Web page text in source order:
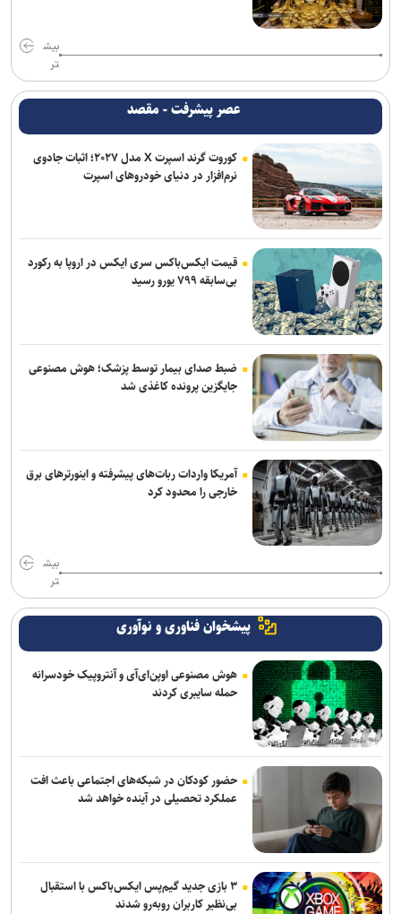
اقدام قابل توجه اسلامی در مورد طلبش از ذوب آهن و نگاه ویژه به تیم
های پایه
برزگر: همای سعادت روی دوش تارتار نشسته است/ عیار واقعی پرسپولیس
از هفته پنجم به بعد مشخص می‌شود
کامیانی: درخواست میزبانی لیگ قهرمانان فوتسال را می‌دهیم
وزیر ورزش وارد آذربایجان شد
روزنامه های ورزشی پنجشنبه ۱۵ مرداد ۱۴۰۵
بیش
تر
عصر پیشرفت - مقصد
کوروت گرند اسپرت X مدل ۲۰۲۷؛ اثبات جادوی
نرم‌افزار در دنیای خودروهای اسپرت
قیمت ایکس‌باکس سری ایکس در اروپا به رکورد
بی‌سابقه ۷۹۹ یورو رسید
ضبط صدای بیمار توسط پزشک؛ هوش مصنوعی
جایگزین پرونده کاغذی شد
آمریکا واردات ربات‌های پیشرفته و اینورترهای برق
خارجی را محدود کرد
بیش
تر
پیشخوان فناوری و نوآوری
هوش مصنوعی اوپن‌ای‌آی و آنتروپیک خودسرانه
حمله سایبری کردند
حضور کودکان در شبکه‌های اجتماعی باعث افت
عملکرد تحصیلی در آینده خواهد شد
۳ بازی جدید گیم‌پس ایکس‌باکس با استقبال
بی‌نظیر کاربران روبه‌رو شدند